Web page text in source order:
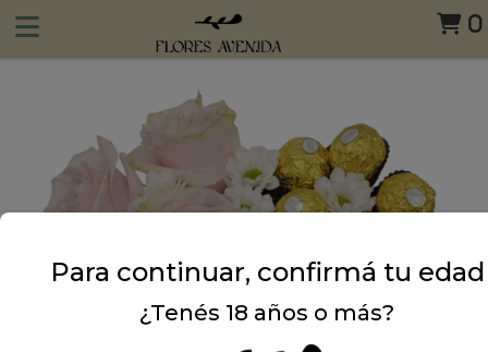
0
Para continuar, confirmá tu edad
¿Tenés 18 años o más?